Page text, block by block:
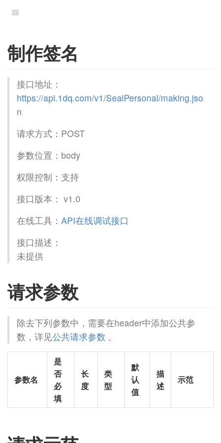
制作签名
接口地址：
https://api.1dq.com/v1/SealPersonal/making.jso
n
请求方式：POST
参数位置：body
权限控制：支持
接口版本： v1.0
在线工具： API在线调试接口
接口描述：
未提供
请求参数
除去下列参数中，需要在header中添加公共参
数，详见公共请求参数 。
参数名
是
否
必
填
长
度
类
型
默
认
值
描
述
示范